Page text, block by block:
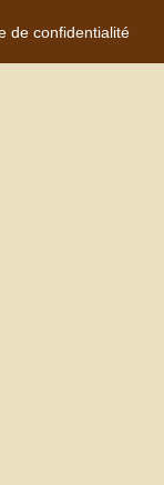
de confidentialité